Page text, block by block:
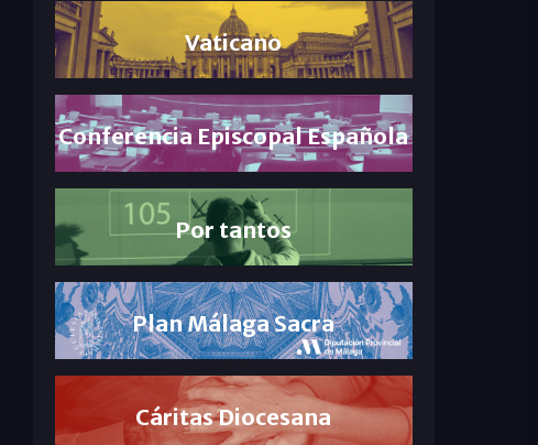
Vaticano
Conferencia Episcopal Española
Por tantos
Plan Málaga Sacra
Cáritas Diocesana